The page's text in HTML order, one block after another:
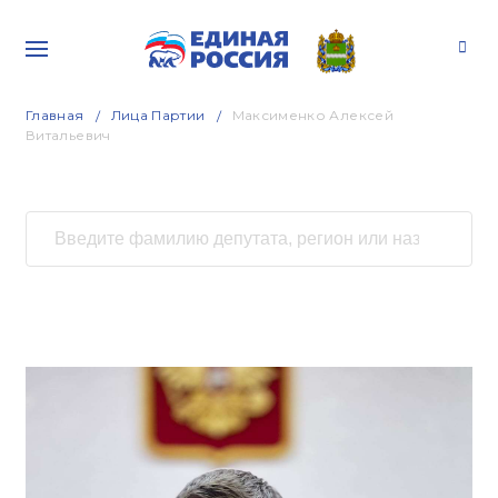
Главная Лица Партии
Максименко Алексей
Витальевич